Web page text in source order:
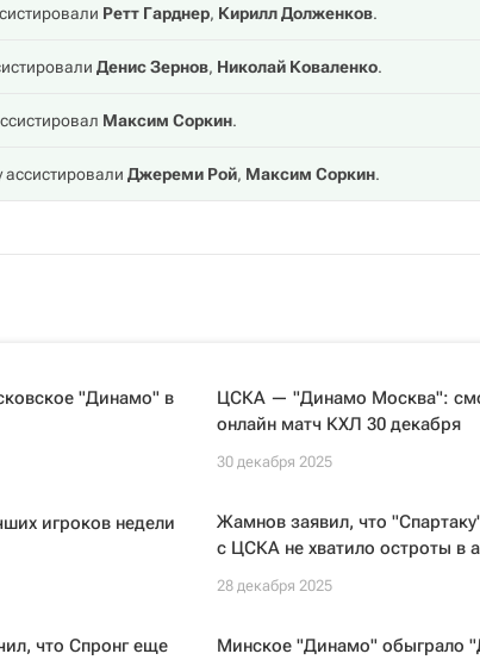
Ретт Гарднер, Кирилл Долженков.
Денис Зернов, Николай Коваленко.
Максим Соркин.
ассистировали Джереми Рой, Максим Соркин.
"Динамо" в
ЦСКА — "Динамо Москва":
онлайн матч КХЛ 30 декабря
30 декабря 2025
игроков недели
Жамнов заявил, что
с ЦСКА не хватило остроты в
28 декабря 2025
что Спронг еще
Минское "Динамо" обыграло